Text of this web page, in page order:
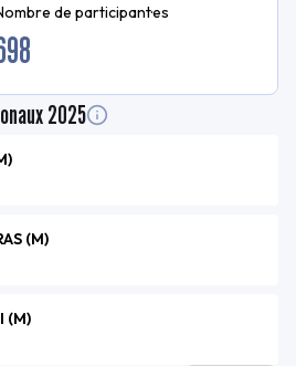
de participant·es
2025
)
(M)
(M)